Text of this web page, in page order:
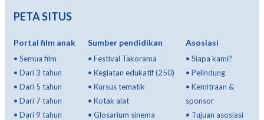
PETA SITUS
Portal film anak
• Semua film
• Dari 3 tahun
• Dari 5 tahun
• Dari 7 tahun
• Dari 9 tahun
Sumber pendidikan
• Festival Takorama
• Kegiatan edukatif (250)
• Kursus tematik
• Kotak alat
• Glosarium sinema
Asosiasi
•Siapa kami?
•Pelindung
•Kemitraan &
sponsor
• Tujuan asosiasi